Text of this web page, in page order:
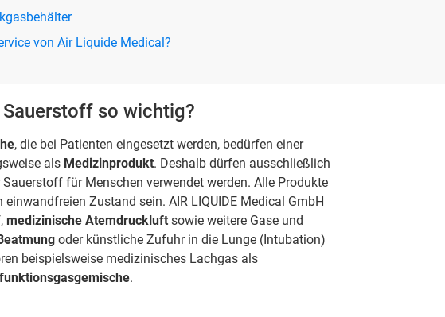
von Air Liquide Medical?
so wichtig?
, die bei Patienten eingesetzt werden, bedürfen einer
als Medizinprodukt. Deshalb dürfen ausschließlich
für Menschen verwendet werden. Alle Produkte
Zustand sein. AIR LIQUIDE Medical GmbH
medizinische Atemdruckluft sowie weitere Gase und
oder künstliche Zufuhr in die Lunge (Intubation)
beispielsweise medizinisches Lachgas als
.